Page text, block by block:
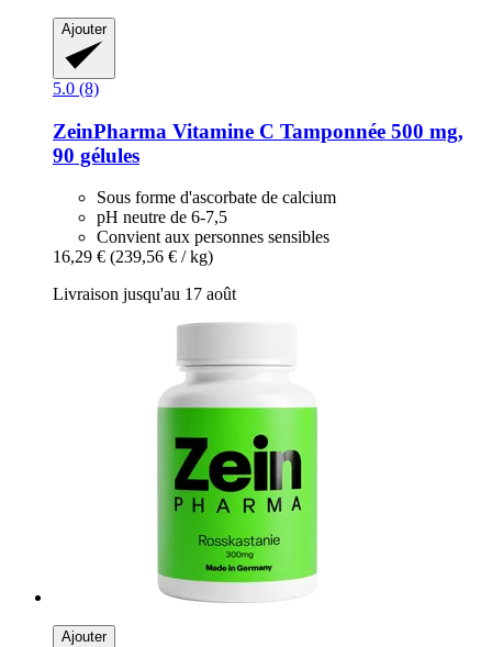
Ajouter
5.0 (8)
ZeinPharma Vitamine C Tamponnée 500 mg,
90 gélules
Sous forme d'ascorbate de calcium
pH neutre de 6-7,5
Convient aux personnes sensibles
16,29 € (239,56 € / kg)
Livraison jusqu'au 17 août
Ajouter